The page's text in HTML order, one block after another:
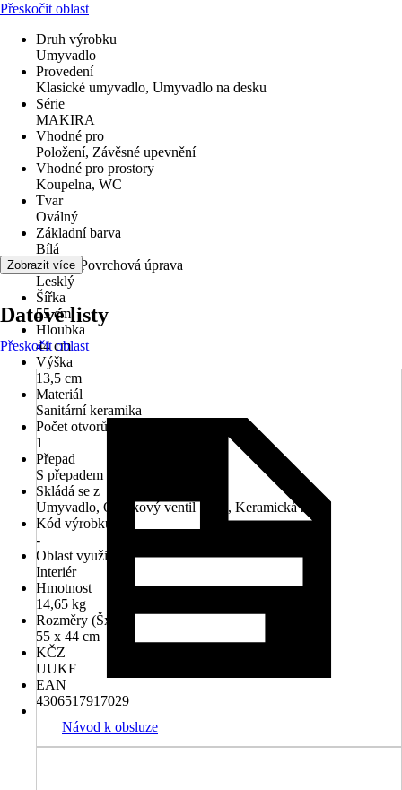
Přeskočit oblast
Druh výrobku
Umyvadlo
Provedení
Klasické umyvadlo, Umyvadlo na desku
Série
MAKIRA
Vhodné pro
Položení, Závěsné upevnění
Vhodné pro prostory
Koupelna, WC
Tvar
Oválný
Základní barva
Bílá
Povrch/Povrchová úprava
Lesklý
Šířka
55 cm
Hloubka
44 cm
Výška
13,5 cm
Materiál
Sanitární keramika
Počet otvorů na kohout
1
Přepad
S přepadem
Skládá se z
Umyvadlo, Odtokový ventil 1 1/4, Keramická zátka
Kód výrobku
-
Oblast využití
Interiér
Hmotnost
14,65 kg
Rozměry (ŠxH)
55 x 44 cm
KČZ
UUKF
EAN
4306517917029
Zobrazit více
Datové listy
Přeskočit oblast
Návod k obsluze